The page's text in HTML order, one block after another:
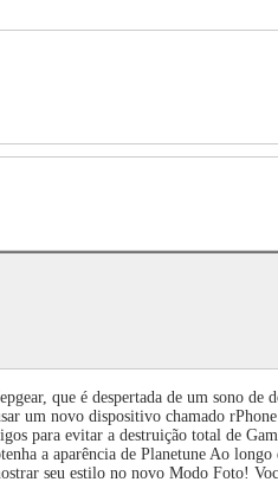
que é despertada de um sono
um novo dispositivo chamado
para evitar a destruição total de
a aparência de Planetune Ao
seu estilo no novo Modo Foto!